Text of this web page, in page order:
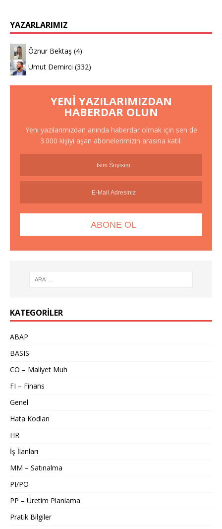
YAZARLARIMIZ
Öznur Bektaş (4)
Umut Demirci (332)
YENI YAZILARIMIZDAN
HABERDAR OLUN
Yeni yazılarımızdan anında haberdar olmak için sen de
3.000 kişiyi aşan abonelerimizin arasına katıl.
KATEGORILER
ABAP
BASIS
CO – Maliyet Muh
FI – Finans
Genel
Hata Kodları
HR
İş İlanları
MM – Satınalma
PI/PO
PP – Üretim Planlama
Pratik Bilgiler